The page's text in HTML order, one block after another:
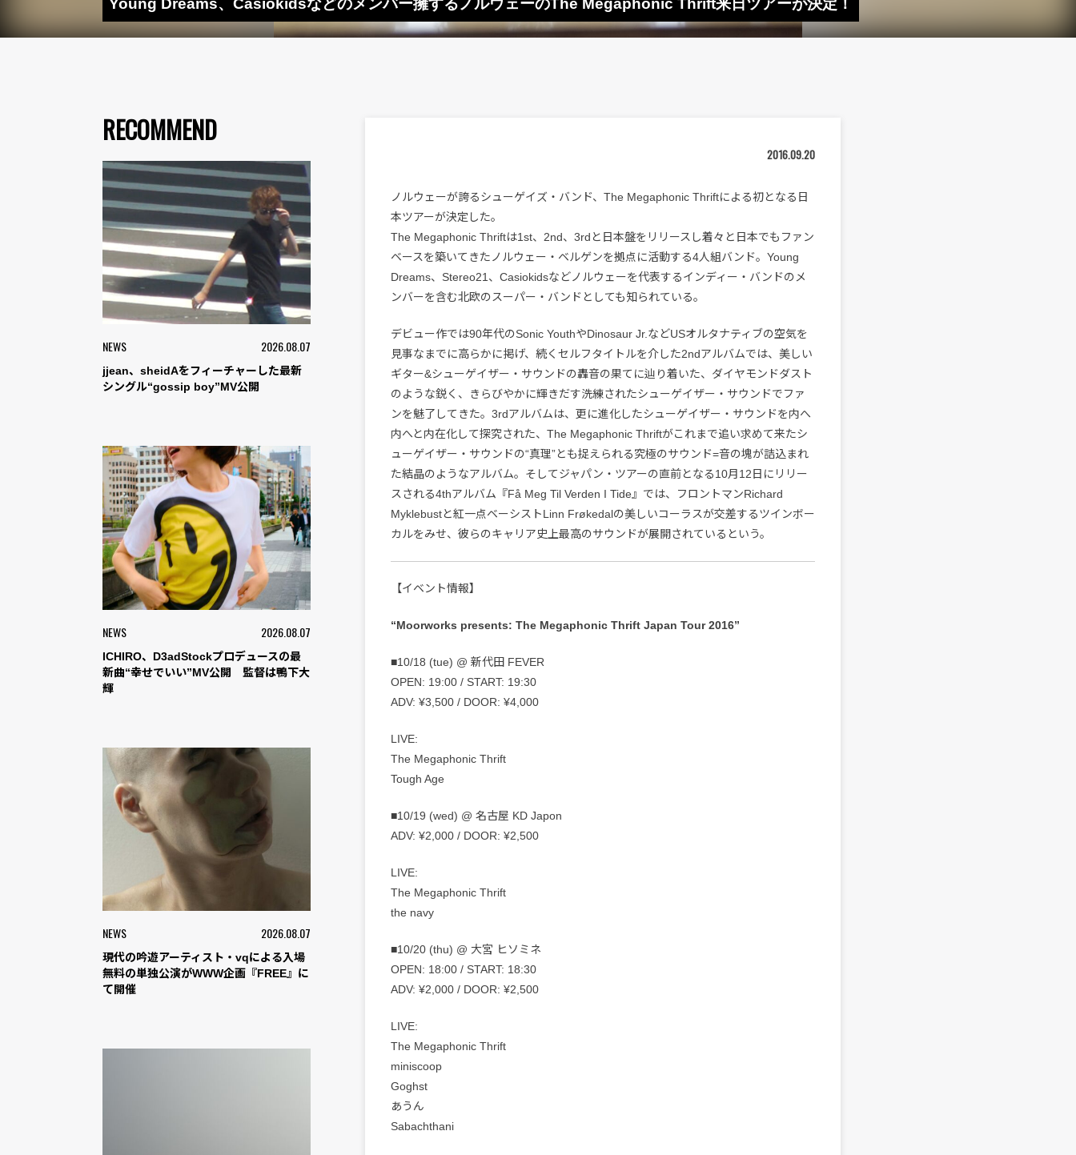
Young Dreams、Casiokidsなどのメンバー擁するノルウェーのThe Megaphonic Thrift来日ツアーが決定！
RECOMMEND
NEWS 2026.08.07
jjean、sheidAをフィーチャーした最新
シングル“gossip boy”MV公開
NEWS 2026.08.07
ICHIRO、D3adStockプロデュースの最
新曲“幸せでいい”MV公開 監督は鴨下大
輝
NEWS 2026.08.07
現代の吟遊アーティスト・vqによる入場
無料の単独公演がWWW企画『FREE』に
て開催
2016.09.20
ノルウェーが誇るシューゲイズ・バンド、The Megaphonic Thriftによる初となる日
本ツアーが決定した。
The Megaphonic Thriftは1st、2nd、3rdと日本盤をリリースし着々と日本でもファン
ベースを築いてきたノルウェー・ベルゲンを拠点に活動する4人組バンド。Young
Dreams、Stereo21、Casiokidsなどノルウェーを代表するインディー・バンドのメ
ンバーを含む北欧のスーパー・バンドとしても知られている。
デビュー作では90年代のSonic YouthやDinosaur Jr.などUSオルタナティブの空気を
見事なまでに高らかに掲げ、続くセルフタイトルを介した2ndアルバムでは、美しい
ギター&シューゲイザー・サウンドの轟音の果てに辿り着いた、ダイヤモンドダスト
のような鋭く、きらびやかに輝きだす洗練されたシューゲイザー・サウンドでファ
ンを魅了してきた。3rdアルバムは、更に進化したシューゲイザー・サウンドを内へ
内へと内在化して探究された、The Megaphonic Thriftがこれまで追い求めて来たシ
ューゲイザー・サウンドの“真理”とも捉えられる究極のサウンド=音の塊が詰込まれ
た結晶のようなアルバム。そしてジャパン・ツアーの直前となる10月12日にリリー
スされる4thアルバム『Få Meg Til Verden I Tide』では、フロントマンRichard
Myklebustと紅一点ベーシストLinn Frøkedalの美しいコーラスが交差するツインボー
カルをみせ、彼らのキャリア史上最高のサウンドが展開されているという。
【イベント情報】
“Moorworks presents: The Megaphonic Thrift Japan Tour 2016”
■10/18 (tue) @ 新代田 FEVER
OPEN: 19:00 / START: 19:30
ADV: ¥3,500 / DOOR: ¥4,000
LIVE:
The Megaphonic Thrift
Tough Age
■10/19 (wed) @ 名古屋 KD Japon
ADV: ¥2,000 / DOOR: ¥2,500
LIVE:
The Megaphonic Thrift
the navy
■10/20 (thu) @ 大宮 ヒソミネ
OPEN: 18:00 / START: 18:30
ADV: ¥2,000 / DOOR: ¥2,500
LIVE:
The Megaphonic Thrift
miniscoop
Goghst
あうん
Sabachthani